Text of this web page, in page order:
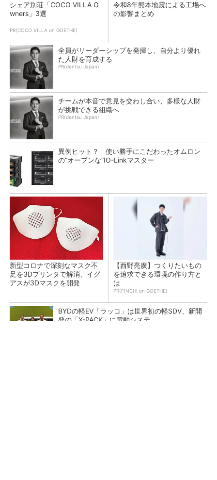
シェア別荘「COCO VILLA O
wners」3選
PR(COCO VILLA on GOETHE)
令和8年熊本地震による工場へ
の影響まとめ
全員がリーダーシップを発揮し、自分より優れ
た人財を育成する
PR(dentsu Japan)
チームが本音で意見を交わし合い、多様な人財
が挑戦できる組織へ
PR(dentsu Japan)
異例ヒット？ 使い勝手にこだわったオムロン
の“オープンな”IO-Linkマスター
新型コロナで深刻なマスク不
足を3Dプリンタで解消、イグ
アスが3Dマスクを開発
【西野亮廣】つくりたいもの
を追求できる環境の作り方と
は
PR(FINCHI on GOETHE)
BYDの軽EV「ラッコ」は世界初の軽SDV、新開
発の「X-PACK」に電動システ...